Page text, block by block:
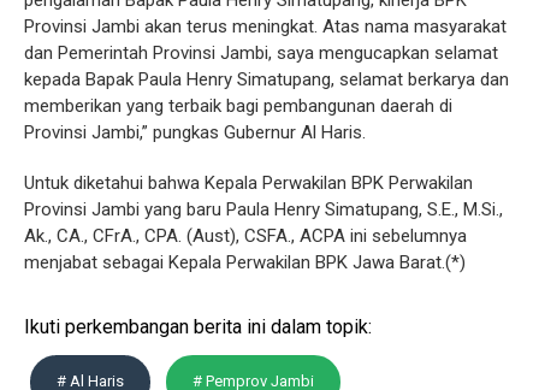
Provinsi Jambi akan terus meningkat. Atas nama masyarakat
dan Pemerintah Provinsi Jambi, saya mengucapkan selamat
kepada Bapak Paula Henry Simatupang, selamat berkarya dan
memberikan yang terbaik bagi pembangunan daerah di
Provinsi Jambi,” pungkas Gubernur Al Haris.
Untuk diketahui bahwa Kepala Perwakilan BPK Perwakilan
Provinsi Jambi yang baru Paula Henry Simatupang, S.E., M.Si.,
Ak., CA., CFrA., CPA. (Aust), CSFA., ACPA ini sebelumnya
menjabat sebagai Kepala Perwakilan BPK Jawa Barat.(*)
Ikuti perkembangan berita ini dalam topik:
# Al Haris # Pemprov Jambi